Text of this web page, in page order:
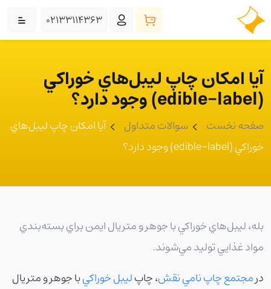
02133114363
آيا امکان چاپ ليبل‌هاي خوراکي
(edible-label) وجود دارد؟
صفحه نخست سوالات متداول
آيا امکان چاپ ليبل‌هاي
خوراکي (edible-label) وجود دارد؟
بله، ليبل‌هاي خوراکي با جوهر و متريال ايمن براي بسته‌بندي
مواد غذايي توليد مي‌شوند.
درمجتمع چاپ نامي نقش، چاپليبل خوراکيبا جوهر و متريال